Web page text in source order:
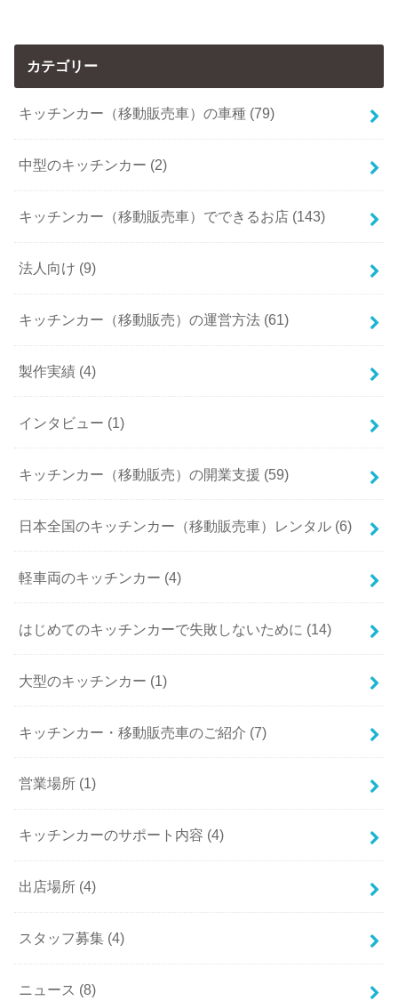
カテゴリー
キッチンカー（移動販売車）の車種 (79)
中型のキッチンカー (2)
キッチンカー（移動販売車）でできるお店 (143)
法人向け (9)
キッチンカー（移動販売）の運営方法 (61)
製作実績 (4)
インタビュー (1)
キッチンカー（移動販売）の開業支援 (59)
日本全国のキッチンカー（移動販売車）レンタル (6)
軽車両のキッチンカー (4)
はじめてのキッチンカーで失敗しないために (14)
大型のキッチンカー (1)
キッチンカー・移動販売車のご紹介 (7)
営業場所 (1)
キッチンカーのサポート内容 (4)
出店場所 (4)
スタッフ募集 (4)
ニュース (8)